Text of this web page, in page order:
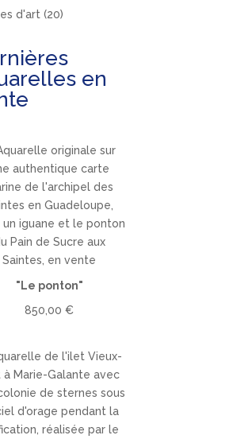
d'art 2020
en
"Le ponton"
850,00€